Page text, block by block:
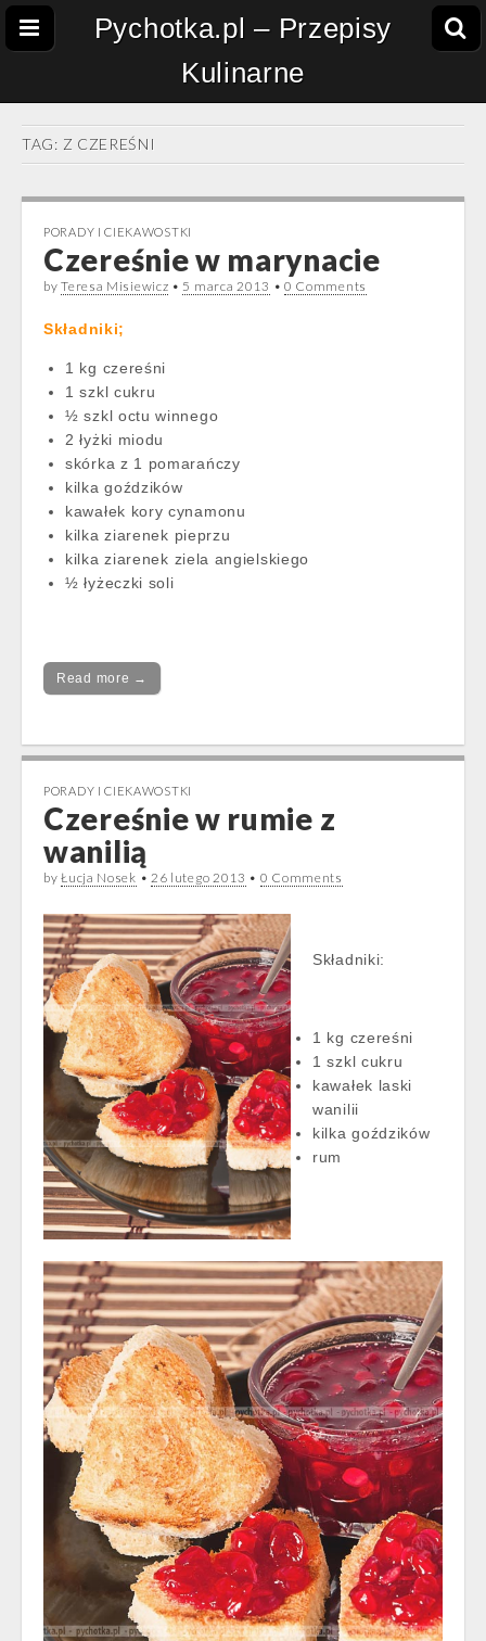
Pychotka.pl – Przepisy
Kulinarne
TAG: Z CZEREŚNI
PORADY I CIEKAWOSTKI
Czereśnie w marynacie
byTeresa Misiewicz • 5 marca 2013 • 0 Comments
Składniki;
1 kg czereśni
1 szkl cukru
½ szkl octu winnego
2 łyżki miodu
skórka z 1 pomarańczy
kilka goździków
kawałek kory cynamonu
kilka ziarenek pieprzu
kilka ziarenek ziela angielskiego
½ łyżeczki soli
Read more →
PORADY I CIEKAWOSTKI
Czereśnie w rumie z
wanilią
byŁucja Nosek • 26 lutego 2013 • 0 Comments
Składniki:
1 kg czereśni
1 szkl cukru
kawałek laski
wanilii
kilka goździków
rum